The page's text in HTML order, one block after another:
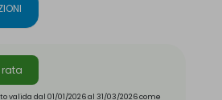
dal 01/01/2026 al 31/03/2026 come